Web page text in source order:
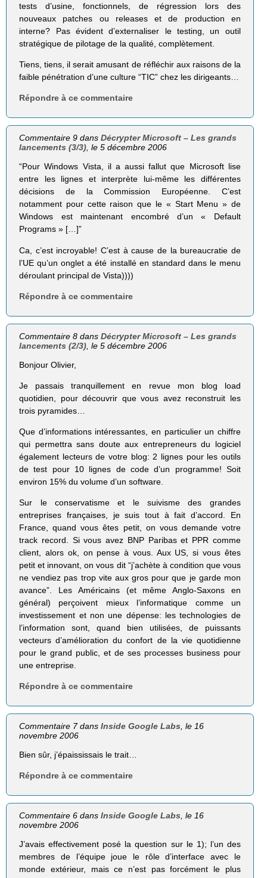
tests d’usine, fonctionnels, de régression lors des
nouveaux patches ou releases et de production en
interne? Pas évident d’externaliser le testing, un outil
stratégique de pilotage de la qualité, complètement.
Tiens, tiens, il serait amusant de réfléchir aux raisons de la
faible pénétration d’une culture “TIC” chez les dirigeants…
Répondre à ce commentaire
Commentaire 9 dansDécrypter Microsoft – Les grands
lancements (3/3), le 5 décembre 2006
“Pour Windows Vista, il a aussi fallut que Microsoft lise
entre les lignes et interprète lui-même les différentes
décisions de la Commission Européenne. C’est
notamment pour cette raison que le « Start Menu » de
Windows est maintenant encombré d’un « Default
Programs » […]”
Ca, c’est incroyable! C’est à cause de la bureaucratie de
l’UE qu’un onglet a été installé en standard dans le menu
déroulant principal de Vista))))
Répondre à ce commentaire
Commentaire 8 dansDécrypter Microsoft – Les grands
lancements (2/3) , le 5 décembre 2006
Bonjour Olivier,
Je passais tranquillement en revue mon blog load
quotidien, pour découvrir que vous avez reconstruit les
trois pyramides…
Que d’informations intéressantes, en particulier un chiffre
qui permettra sans doute aux entrepreneurs du logiciel
également lecteurs de votre blog: 2 lignes pour les outils
de test pour 10 lignes de code d’un programme! Soit
environ 15% du volume d’un software.
Sur le conservatisme et le suivisme des grandes
entreprises françaises, je suis tout à fait d’accord. En
France, quand vous êtes petit, on vous demande votre
track record. Si vous avez BNP Paribas et PPR comme
client, alors ok, on pense à vous. Aux US, si vous êtes
petit et innovant, on vous dit “j’achète à condition que vous
ne vendiez pas trop vite aux gros pour que je garde mon
avance”. Les Américains (et même Anglo-Saxons en
général) perçoivent mieux l’informatique comme un
investissement et non une dépense: les technologies de
l’information sont, quand bien utilisées, de puissants
vecteurs d’amélioration du confort de la vie quotidienne
pour le grand public, et de ses processes business pour
une entreprise.
Répondre à ce commentaire
Commentaire 7 dansInside Google Labs , le 16
novembre 2006
Bien sûr, j’épaississais le trait…
Répondre à ce commentaire
Commentaire 6 dansInside Google Labs, le 16
novembre 2006
J’avais effectivement posé la question sur le 1); l’un des
membres de l’équipe joue le rôle d’interface avec le
monde extérieur, mais ce n’est pas forcément le plus